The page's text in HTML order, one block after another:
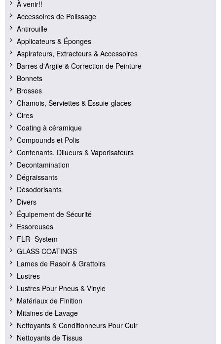
À venir!!
Accessoires de Polissage
Antirouille
Applicateurs & Éponges
Aspirateurs, Extracteurs & Accessoires
Barres d'Argile & Correction de Peinture
Bonnets
Brosses
Chamois, Serviettes & Essuie-glaces
Cires
Coating à céramique
Compounds et Polis
Contenants, Dilueurs & Vaporisateurs
Decontamination
Dégraissants
Désodorisants
Divers
Équipement de Sécurité
Essoreuses
FLR- System
GLASS COATINGS
Lames de Rasoir & Grattoirs
Lustres
Lustres Pour Pneus & Vinyle
Matériaux de Finition
Mitaines de Lavage
Nettoyants & Conditionneurs Pour Cuir
Nettoyants de Tissus